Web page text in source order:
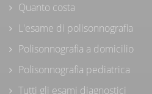
Quanto costa
L'esame di polisonnografia
Polisonnografia a domicilio
Polisonnografia pediatrica
Tutti gli esami diagnostici